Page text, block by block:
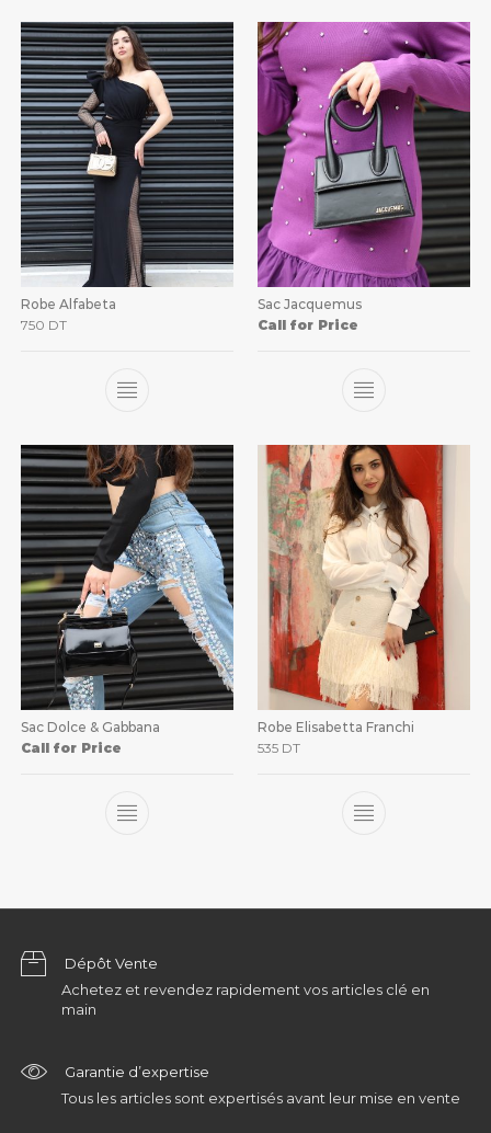
Robe Alfabeta
750 DT
Sac Jacquemus
Call for Price
Sac Dolce & Gabbana
Call for Price
Robe Elisabetta Franchi
535 DT
Dépôt Vente
Achetez et revendez rapidement vos articles clé en
main
Garantie d’expertise
Tous les articles sont expertisés avant leur mise en vente